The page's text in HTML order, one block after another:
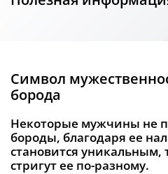
Символ
борода
Некоторые мужчины не
бороды, благодаря ее
становится уникальным,
стригут ее по-разному.